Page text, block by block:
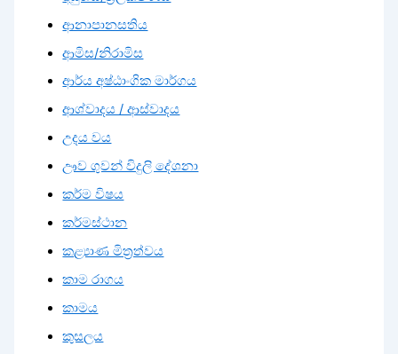
ආනාපානසතිය
ආමිස/නිරාමිස
ආර්ය අෂ්ඨාංගික මාර්ගය
ආශ්වාදය / ආස්වාදය
උදය වය
ඌව ගුවන් විදුලි දේශනා
කර්ම විෂය
කර්මස්ථාන
කළ්‍යාණ මිත්‍රත්වය
කාම රාගය
කාමය
කුසලය